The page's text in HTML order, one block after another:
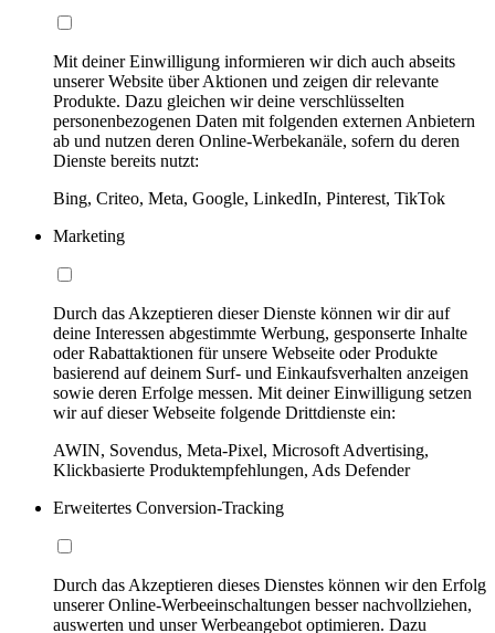
Mit deiner Einwilligung informieren wir dich auch abseits
unserer Website über Aktionen und zeigen dir relevante
Produkte. Dazu gleichen wir deine verschlüsselten
personenbezogenen Daten mit folgenden externen Anbietern
ab und nutzen deren Online-Werbekanäle, sofern du deren
Dienste bereits nutzt:
Bing, Criteo, Meta, Google, LinkedIn, Pinterest, TikTok
Marketing
Durch das Akzeptieren dieser Dienste können wir dir auf
deine Interessen abgestimmte Werbung, gesponserte Inhalte
oder Rabattaktionen für unsere Webseite oder Produkte
basierend auf deinem Surf- und Einkaufsverhalten anzeigen
sowie deren Erfolge messen. Mit deiner Einwilligung setzen
wir auf dieser Webseite folgende Drittdienste ein:
AWIN, Sovendus, Meta-Pixel, Microsoft Advertising,
Klickbasierte Produktempfehlungen, Ads Defender
Erweitertes Conversion-Tracking
Durch das Akzeptieren dieses Dienstes können wir den Erfolg
unserer Online-Werbeeinschaltungen besser nachvollziehen,
auswerten und unser Werbeangebot optimieren. Dazu